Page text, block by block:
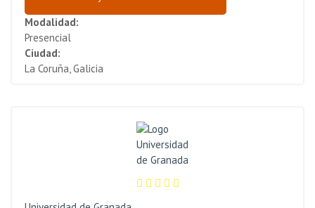
Modalidad:
Presencial
Ciudad:
La Coruña, Galicia